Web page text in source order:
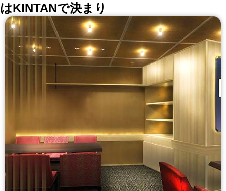
会、会社宴会や会議に是非ご利用ください
はKINTANで決まり